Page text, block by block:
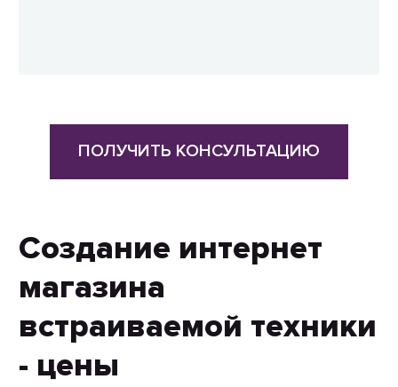
ПОЛУЧИТЬ КОНСУЛЬТАЦИЮ
Создание интернет
магазина
встраиваемой техники
- цены